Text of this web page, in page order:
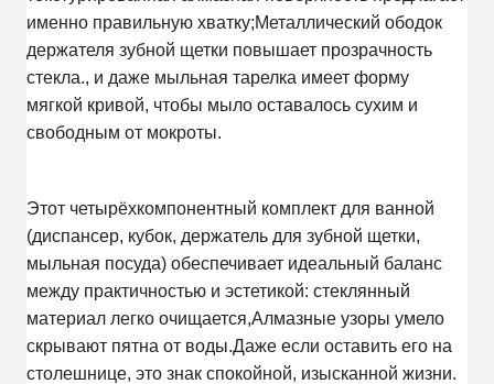
именно правильную хватку;Металлический ободок
держателя зубной щетки повышает прозрачность
стекла., и даже мыльная тарелка имеет форму
мягкой кривой, чтобы мыло оставалось сухим и
свободным от мокроты.
Этот четырёхкомпонентный комплект для ванной
(диспансер, кубок, держатель для зубной щетки,
мыльная посуда) обеспечивает идеальный баланс
между практичностью и эстетикой: стеклянный
материал легко очищается,Алмазные узоры умело
скрывают пятна от воды.Даже если оставить его на
столешнице, это знак спокойной, изысканной жизни.